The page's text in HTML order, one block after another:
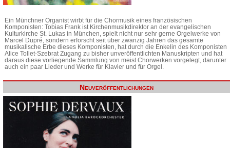
Ein Münchner Organist wirbt für die Chormusik eines französischen
Komponisten: Tobias Frank ist Kirchenmusikdirektor an der evangelischen
Kulturkirche St. Lukas in München, spielt nicht nur sehr gerne Orgelwerke von
Marcel Dupré, sondern erforscht seit über zwanzig Jahren das gesamte
musikalische Erbe dieses Komponisten, hat durch die Enkelin des Komponisten
Alice Tollet-Szebrat Zugang zu bisher unveröffentlichten Manuskripten und hat
daraus diese vorliegende Sammlung von meist Chorwerken vorgelegt, darunter
auch ein paar Lieder und Werke für Klavier und für Orgel.
Neuveröffentlichungen